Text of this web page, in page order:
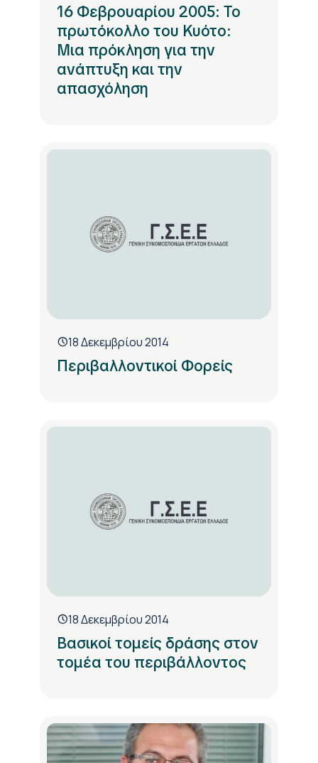
16 Φεβρουαρίου 2005: Το
πρωτόκολλο του Κυότο:
Μια πρόκληση για την
ανάπτυξη και την
απασχόληση
18 Δεκεμβρίου 2014
Περιβαλλοντικοί Φορείς
18 Δεκεμβρίου 2014
Βασικοί τομείς δράσης στον
τομέα του περιβάλλοντος